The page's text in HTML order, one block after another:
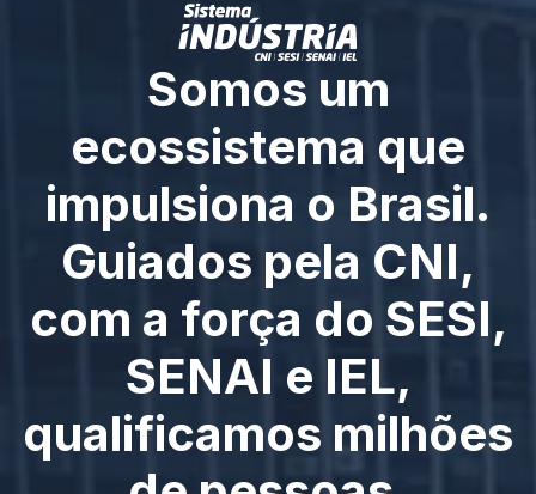
Somos um
ecossistema que
impulsiona o Brasil.
Guiados pela CNI,
com a força do SESI,
SENAI e IEL,
qualificamos milhões